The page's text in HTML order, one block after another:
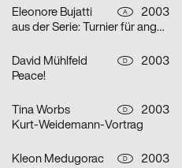
Eleonore Bujatti A
2003
aus der Serie: Turnier für angewandten Fussball 3
David Mühlfeld D
2003
Peace!
Tina Worbs D
2003
Kurt-Weidemann-Vortrag
Kleon Medugorac D
2003